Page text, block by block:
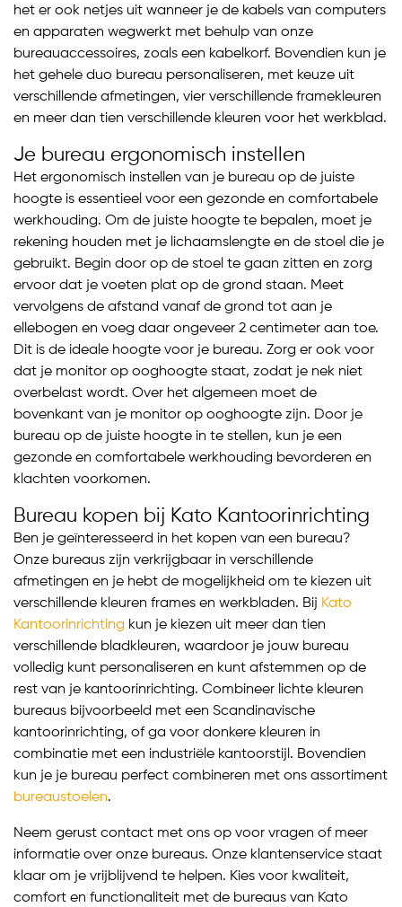
het er ook netjes uit wanneer je de kabels van computers
en apparaten wegwerkt met behulp van onze
bureauaccessoires, zoals een kabelkorf. Bovendien kun je
het gehele duo bureau personaliseren, met keuze uit
verschillende afmetingen, vier verschillende framekleuren
en meer dan tien verschillende kleuren voor het werkblad.
Je bureau ergonomisch instellen
Het ergonomisch instellen van je bureau op de juiste
hoogte is essentieel voor een gezonde en comfortabele
werkhouding. Om de juiste hoogte te bepalen, moet je
rekening houden met je lichaamslengte en de stoel die je
gebruikt. Begin door op de stoel te gaan zitten en zorg
ervoor dat je voeten plat op de grond staan. Meet
vervolgens de afstand vanaf de grond tot aan je
ellebogen en voeg daar ongeveer 2 centimeter aan toe.
Dit is de ideale hoogte voor je bureau. Zorg er ook voor
dat je monitor op ooghoogte staat, zodat je nek niet
overbelast wordt. Over het algemeen moet de
bovenkant van je monitor op ooghoogte zijn. Door je
bureau op de juiste hoogte in te stellen, kun je een
gezonde en comfortabele werkhouding bevorderen en
klachten voorkomen.
Bureau kopen bij Kato Kantoorinrichting
Ben je geïnteresseerd in het kopen van een bureau?
Onze bureaus zijn verkrijgbaar in verschillende
afmetingen en je hebt de mogelijkheid om te kiezen uit
verschillende kleuren frames en werkbladen. Bij Kato
Kantoorinrichting kun je kiezen uit meer dan tien
verschillende bladkleuren, waardoor je jouw bureau
volledig kunt personaliseren en kunt afstemmen op de
rest van je kantoorinrichting. Combineer lichte kleuren
bureaus bijvoorbeeld met een Scandinavische
kantoorinrichting, of ga voor donkere kleuren in
combinatie met een industriële kantoorstijl. Bovendien
kun je je bureau perfect combineren met ons assortiment
bureaustoelen.
Neem gerust contact met ons op voor vragen of meer
informatie over onze bureaus. Onze klantenservice staat
klaar om je vrijblijvend te helpen. Kies voor kwaliteit,
comfort en functionaliteit met de bureaus van Kato